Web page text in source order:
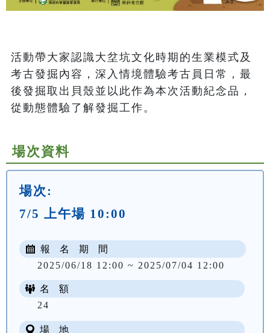
活動帶大家認識大坌坑文化時期的生業模式及
考古發掘內容，深入情境體驗考古員日常，最
後發掘取出貝殼並以此作為本次活動紀念品，
從動態體驗了解發掘工作。
場次資料
場次:
7/5 上午場 10:00
報 名 期 間
2025/06/18 12:00 ~ 2025/07/04 12:00
名 額
24
場 地